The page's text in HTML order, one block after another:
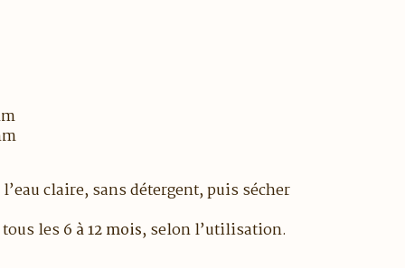
claire, sans détergent, puis sécher
tous les6 à 12 mois, selon l’utilisation.